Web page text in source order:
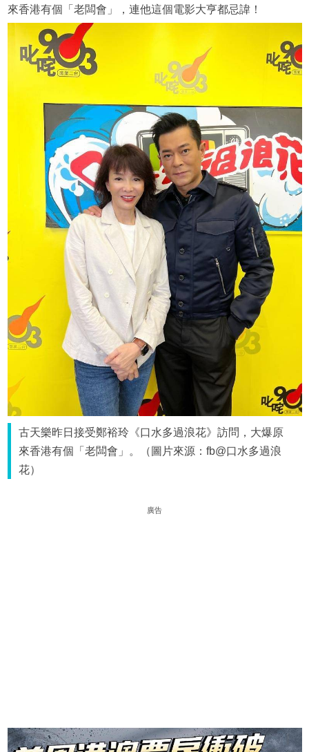
來香港有個「老闆會」，連他這個電影大亨都忌諱！
古天樂昨日接受鄭裕玲《口水多過浪花》訪問，大爆原
來香港有個「老闆會」。（圖片來源：fb@口水多過浪
花）
廣告